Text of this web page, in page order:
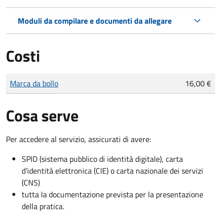
Moduli da compilare e documenti da allegare
Costi
Tipo di pagamento
Importo
Marca da bollo 16,00 €
Cosa serve
Per accedere al servizio, assicurati di avere:
SPID (sistema pubblico di identità digitale), carta
d’identità elettronica (CIE) o carta nazionale dei servizi
(CNS)
tutta la documentazione prevista per la presentazione
della pratica.